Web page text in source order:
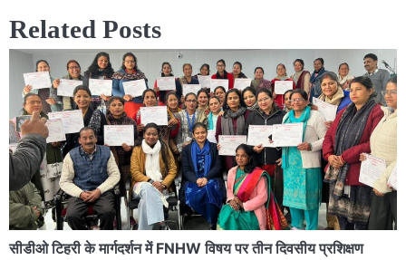
Related Posts
सीडीओ टिहरी के मार्गदर्शन में FNHW विषय पर तीन दिवसीय प्रशिक्षण